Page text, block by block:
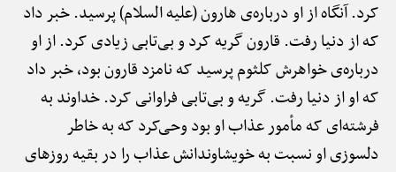
کرد. آنگاه از او درباره‌ی هارون (علیه السلام) پرسید. خبر داد
که از دنیا رفت. قارون گریه کرد و بی‌تابی زیادی کرد. از او
درباره‌ی خواهرش کلثوم پرسید که نامزد قارون بود، خبر داد
که او از دنیا رفت. گریه و بی‌تابی فراوانی کرد. خداوند به
فرشته‌ای که مأمور عذاب او بود وحی‌کرد که به خاطر
دلسوزی او نسبت به خویشاوندانش عذاب را در بقیه روزهای